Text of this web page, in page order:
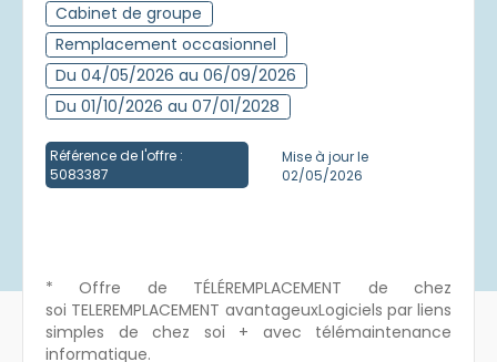
Se connecter avec Facebook
Se connecter avec LinkedIn
Créer un compte
Cabinet de groupe
Remplacement occasionnel
Du 04/05/2026 au 06/09/2026
Du 01/10/2026 au 07/01/2028
Référence de l'offre :
5083387
Mise à jour le
02/05/2026
* Offre de TÉLÉREMPLACEMENT de chez
soi TELEREMPLACEMENT avantageuxLogiciels par liens
simples de chez soi + avec télémaintenance
informatique.